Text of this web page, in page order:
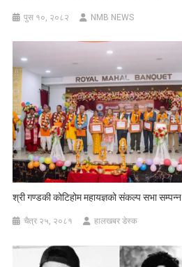
पुस १०, २०८२ NMB NEWS
श्री गण्डकी कोटिहोम महायज्ञको संकल्प सभा सम्पन्न
चैत्र २५, २०८१ हालखबर डेस्क